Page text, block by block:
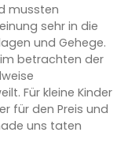
mussten
sehr in die
und Gehege.
betrachten der
Für kleine Kinder
für den Preis und
uns taten